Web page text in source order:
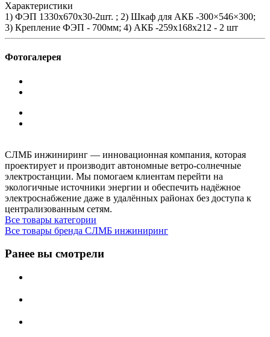
Характеристики
1) ФЭП 1330х670x30-2шт. ; 2) Шкаф для АКБ -300×546×300;
3) Крепление ФЭП - 700мм; 4) АКБ -259x168x212 - 2 шт
Фотогалерея
СЛМБ инжиниринг — инновационная компания, которая
проектирует и производит автономные ветро‑солнечные
электростанции. Мы помогаем клиентам перейти на
экологичные источники энергии и обеспечить надёжное
электроснабжение даже в удалённых районах без доступа к
централизованным сетям.
Все товары категории
Все товары бренда СЛМБ инжиниринг
Ранее вы смотрели